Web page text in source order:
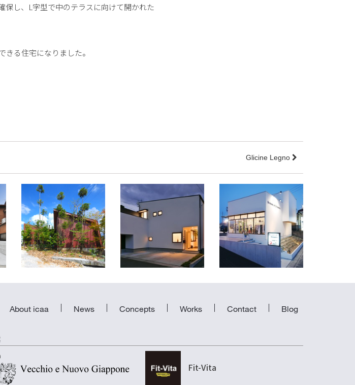
し、L字型で中のテラスに向けて開かれた
る住宅になりました。
Glicine Legno
造園家の家
富山県富山市
島田の家
静岡県島田市
Dream of Dreams
愛知県名古屋市天白区
About icaa News Concepts Works Contact Blog
Fit-Vita